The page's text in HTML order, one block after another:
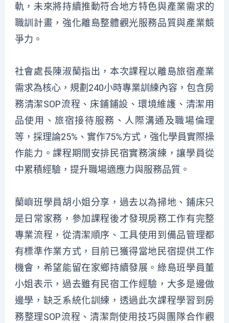
軌，未來將持續推動符合地方特色與產業需求的
職訓計畫，強化離島整體觀光服務品質與產業競
爭力。
社會處長陳淑蘭指出，本次課程以離島旅宿產業
需求為核心，規劃240小時專業訓練內容，包含房
務清潔SOP流程、床鋪鋪設、環境維護、清潔用
品使用、旅宿接待服務、人際溝通及職場倫理
等，採理論25%、實作75%方式，強化學員實際操
作能力。課程期間安排民宿實務演練，讓學員從
中累積經驗，提升職場適應力與服務品質。
蘭嶼班學員胡小姐分享，過去以為掃地、鋪床只
是日常家務，參加課程後才發現房務工作有完整
專業流程，從清潔順序、工具使用到備品管理都
有標準作業方式，目前已獲得當地民宿提供工作
機會，希望能留在家鄉持續發展。綠島班學員董
小姐表示，過去雖有民宿工作經驗，大多是邊做
邊學，缺乏系統化訓練，透過此次課程學習到房
務整理SOP流程、清潔劑使用技巧與團隊合作觀